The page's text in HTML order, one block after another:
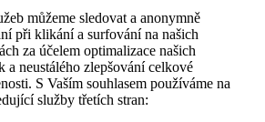
můžeme sledovat a anonymně
při klikání a surfování na našich
za účelem optimalizace našich
a neustálého zlepšování celkové
S Vaším souhlasem používáme na
služby třetích stran: